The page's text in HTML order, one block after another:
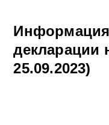
декларации
25.09.2023)